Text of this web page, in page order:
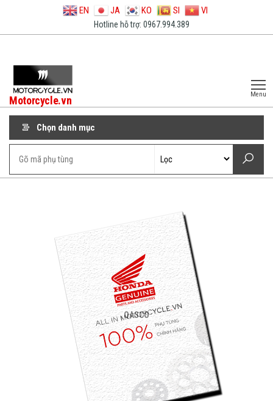
EN JA KO SI VI
Hotline hỗ trợ: 0967.994.389
Motorcycle.vn Menu
Chọn danh mục
QASCO